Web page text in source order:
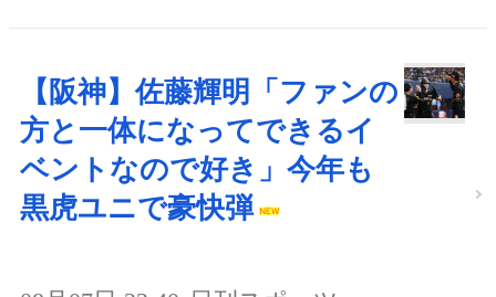
【阪神】佐藤輝明「ファンの
方と一体になってできるイ
ベントなので好き」今年も
黒虎ユニで豪快弾